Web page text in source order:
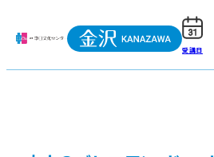
受講日